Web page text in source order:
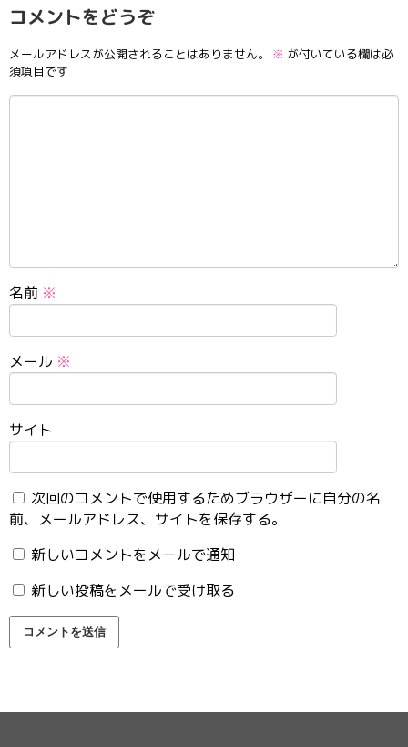
コメントをどうぞ
メールアドレスが公開されることはありません。 ※ が付いている欄は必
須項目です
名前 ※
メール ※
サイト
次回のコメントで使用するためブラウザーに自分の名
前、メールアドレス、サイトを保存する。
新しいコメントをメールで通知
新しい投稿をメールで受け取る